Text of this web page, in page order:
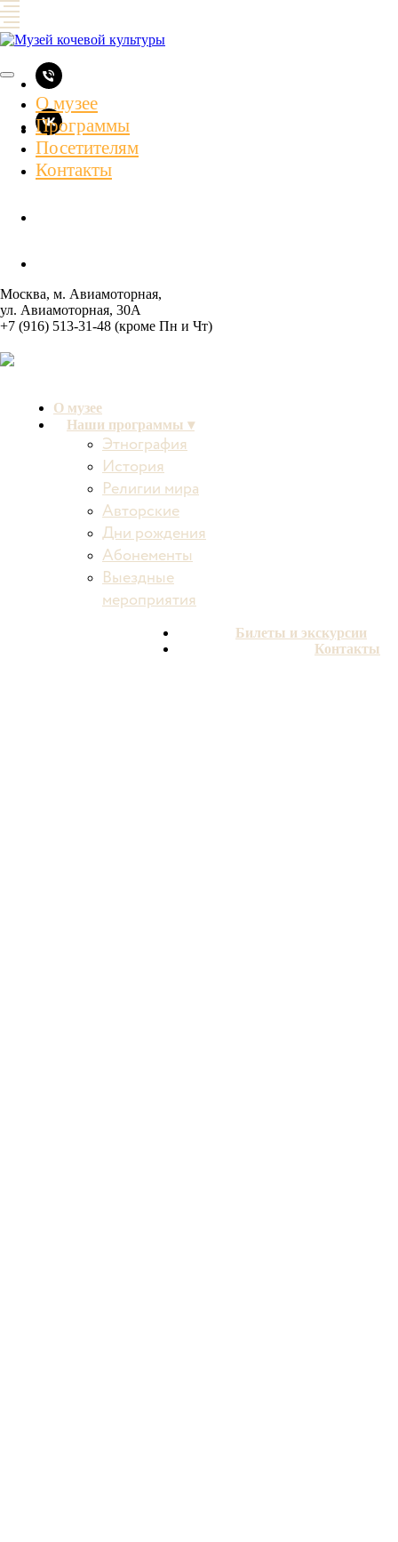
О музее
Программы
Посетителям
Контакты
Москва, м. Авиамоторная,
ул. Авиамоторная, 30А
+7 (916) 513-31-48 (кроме Пн и Чт)
О музее
Наши программы ▾
Этнография
История
Религии мира
Авторские
Дни рождения
Абонементы
Выездные
мероприятия
Билеты и экскурсии
Контакты